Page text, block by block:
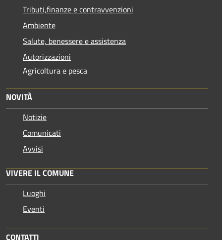
Tributi,finanze e contravvenzioni
Ambiente
Salute, benessere e assistenza
Autorizzazioni
Agricoltura e pesca
NOVITÀ
Notizie
Comunicati
Avvisi
VIVERE IL COMUNE
Luoghi
Eventi
CONTATTI